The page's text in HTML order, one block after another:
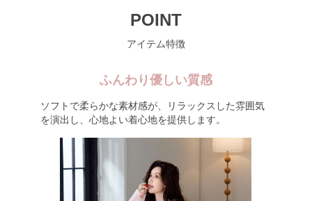
POINT
アイテム特徴
ふんわり優しい質感
ソフトで柔らかな素材感が、リラックスした雰囲気
を演出し、心地よい着心地を提供します。